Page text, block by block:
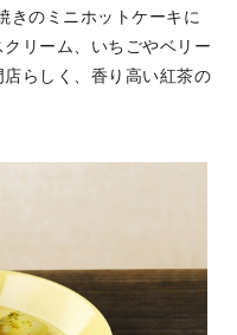
きのミニホットケーキに
リーム、いちごやベリー
らしく、香り高い紅茶の